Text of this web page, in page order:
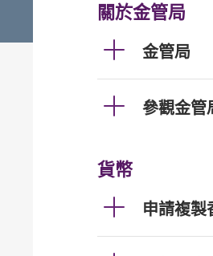
關於金管局
金管局
參觀金管
貨幣
申請複製